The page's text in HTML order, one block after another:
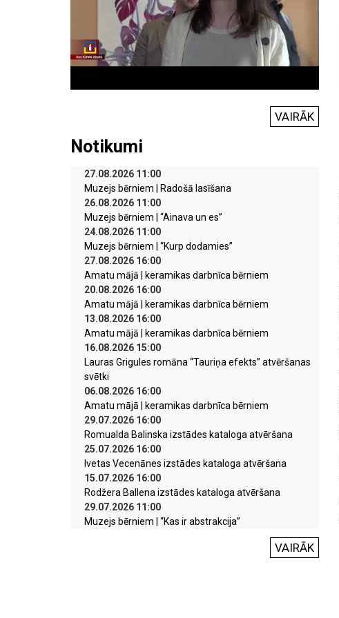
VAIRĀK
Notikumi
27.08.2026 11:00
Muzejs bērniem | Radošā lasīšana
26.08.2026 11:00
Muzejs bērniem | “Ainava un es”
24.08.2026 11:00
Muzejs bērniem | “Kurp dodamies”
27.08.2026 16:00
Amatu mājā | keramikas darbnīca bērniem
20.08.2026 16:00
Amatu mājā | keramikas darbnīca bērniem
13.08.2026 16:00
Amatu mājā | keramikas darbnīca bērniem
16.08.2026 15:00
Lauras Grigules romāna “Tauriņa efekts” atvēršanas
svētki
06.08.2026 16:00
Amatu mājā | keramikas darbnīca bērniem
29.07.2026 16:00
Romualda Balinska izstādes kataloga atvēršana
25.07.2026 16:00
Ivetas Vecenānes izstādes kataloga atvēršana
15.07.2026 16:00
Rodžera Ballena izstādes kataloga atvēršana
29.07.2026 11:00
Muzejs bērniem | “Kas ir abstrakcija”
VAIRĀK